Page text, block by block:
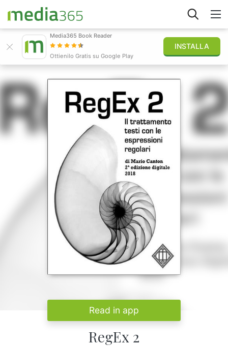
Accedi
Pubblica
Media365 Book Reader
Ottienilo Gratis su Google Play
INSTALLA
Read in app
RegEx 2